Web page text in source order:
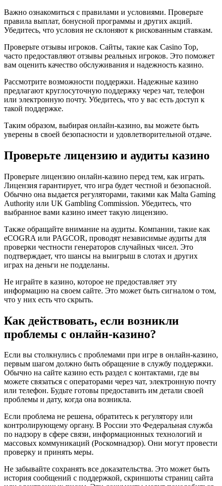
Важно ознакомиться с правилами и условиями. Проверьте
правила выплат, бонусной программы и других акций.
Убедитесь, что условия не склоняют к рискованным ставкам.
Проверьте отзывы игроков. Сайты, такие как Casino Top,
часто предоставляют отзывы реальных игроков. Это поможет
вам оценить качество обслуживания и надежность казино.
Рассмотрите возможности поддержки. Надежные казино
предлагают круглосуточную поддержку через чат, телефон
или электронную почту. Убедитесь, что у вас есть доступ к
такой поддержке.
Таким образом, выбирая онлайн-казино, вы можете быть
уверены в своей безопасности и удовлетворительной отдаче.
Проверьте лицензию и аудиты казино
Проверьте лицензию онлайн-казино перед тем, как играть.
Лицензия гарантирует, что игра будет честной и безопасной.
Обычно она выдается регуляторами, такими как Malta Gaming
Authority или UK Gambling Commission. Убедитесь, что
выбранное вами казино имеет такую лицензию.
Также обращайте внимание на аудиты. Компании, такие как
eCOGRA или PAGCOR, проводят независимые аудиты для
проверки честности генераторов случайных чисел. Это
подтверждает, что шансы на выигрыш в слотах и других
играх на деньги не подделаны.
Не играйте в казино, которое не предоставляет эту
информацию на своем сайте. Это может быть сигналом о том,
что у них есть что скрыть.
Как действовать, если возникли
проблемы с онлайн-казино?
Если вы столкнулись с проблемами при игре в онлайн-казино,
первым шагом должно быть обращение в службу поддержки.
Обычно на сайте казино есть раздел с контактами, где вы
можете связаться с операторами через чат, электронную почту
или телефон. Будьте готовы предоставить им детали своей
проблемы и дату, когда она возникла.
Если проблема не решена, обратитесь к регулятору или
контролирующему органу. В России это Федеральная служба
по надзору в сфере связи, информационных технологий и
массовых коммуникаций (Роскомнадзор). Они могут провести
проверку и принять меры.
Не забывайте сохранять все доказательства. Это может быть
история сообщений с поддержкой, скриншоты страниц сайта